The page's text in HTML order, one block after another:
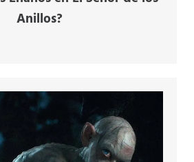
Anillos?